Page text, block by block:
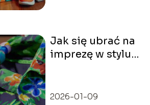
Jak się ubrać na
imprezę w stylu
2026-01-09